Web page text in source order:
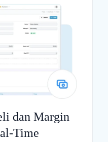
dan Margin
Time